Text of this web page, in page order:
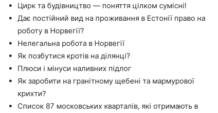
Цирк та будівництво — поняття цілком сумісні!
Дає постійний вид на проживання в Естонії право на
роботу в Норвегії?
Нелегальна робота в Норвегії
Як позбутися кротів на ділянці?
Плюси і мінуси наливних підлог
Як заробити на гранітному щебені та мармурової
крихти?
Список 87 московських кварталів, які отримають в